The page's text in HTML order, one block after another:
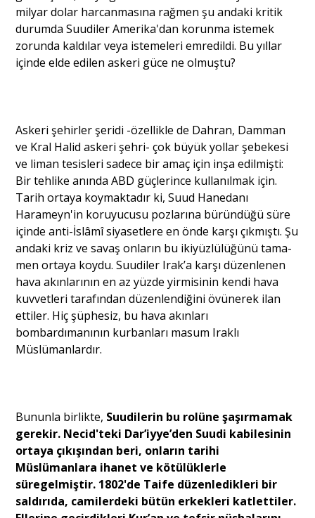
milyar dolar harcanmasına rağmen şu andaki kri­tik
durumda Suudiler Amerika'dan korunma istemek
zorunda kaldılar veya istemeleri emredildi. Bu yıllar
içinde elde edilen askeri güce ne olmuştu?
Askeri şehirler şeridi -özellikle de Dahran, Damman
ve Kral Halid askeri şehri- çok büyük yollar şebe­kesi
ve liman tesisleri sadece bir amaç için inşa edilmişti:
Bir tehlike anında ABD güçlerince kullanılmak için.
Tarih ortaya koymaktadır ki, Suud Hanedanı
Harameyn'in koruyucusu pozlarına büründüğü süre
için­de anti-İslâmî siyasetlere en önde karşı çıkmıştı. Şu
andaki kriz ve savaş onların bu ikiyüzlülüğünü tama­
men ortaya koydu. Suudiler Irak’a karşı düzenlenen
hava akınlarının en az yüzde yirmisinin kendi hava
kuvvetleri tarafından düzenlendiğini övünerek ilan
ettiler. Hiç şüphesiz, bu hava akınları
bombardımanının kurbanları masum Iraklı
Müslümanlardır.
Bununla birlikte, Suudilerin bu rolüne şaşırmamak
gerekir. Necid'teki Dar’iyye’den Suudi kabilesinin
ortaya çıkışından beri, onların tarihi
Müslümanlara ihanet ve kötülüklerle
süregelmiştir. 1802'de Taife dü­zenledikleri bir
saldırıda, camilerdeki bütün erkekleri katlettiler.